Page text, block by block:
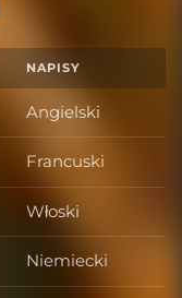
NAPISY
Angielski
Francuski
Włoski
Niemiecki